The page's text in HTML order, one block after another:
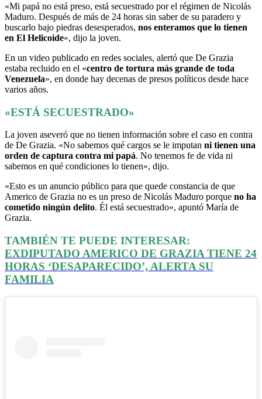
«Mi papá no está preso, está secuestrado por el régimen de Nicolás
Maduro. Después de más de 24 horas sin saber de su paradero y
buscarlo bajo piedras desesperados, nos enteramos que lo tienen
en El Helicoide», dijo la joven.
En un video publicado en redes sociales, alertó que De Grazia
estaba recluido en el «centro de tortura más grande de toda
Venezuela», en donde hay decenas de presos políticos desde hace
varios años.
«ESTÁ SECUESTRADO»
La joven aseveró que no tienen información sobre el caso en contra
de De Grazia. «No sabemos qué cargos se le imputan ni tienen una
orden de captura contra mi papá. No tenemos fe de vida ni
sabemos en qué condiciones lo tienen», dijo.
«Esto es un anuncio público para que quede constancia de que
Americo de Grazia no es un preso de Nicolás Maduro porque no ha
cometido ningún delito. Él está secuestrado», apuntó María de
Grazia.
TAMBIÉN TE PUEDE INTERESAR:
EXDIPUTADO AMERICO DE GRAZIA TIENE 24
HORAS ‘DESAPARECIDO’, ALERTA SU
FAMILIA